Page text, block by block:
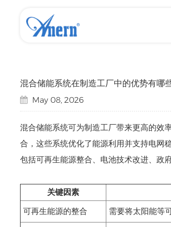
混合储能系统在制造工厂中的优势有哪
May 08, 2026
混合储能系统可为制造工厂带来更高的效
合，这些系统优化了能源利用并支持电网
包括可再生能源整合、电池技术改进、政
关键因素
可再生能源的整合
需要将太阳能等